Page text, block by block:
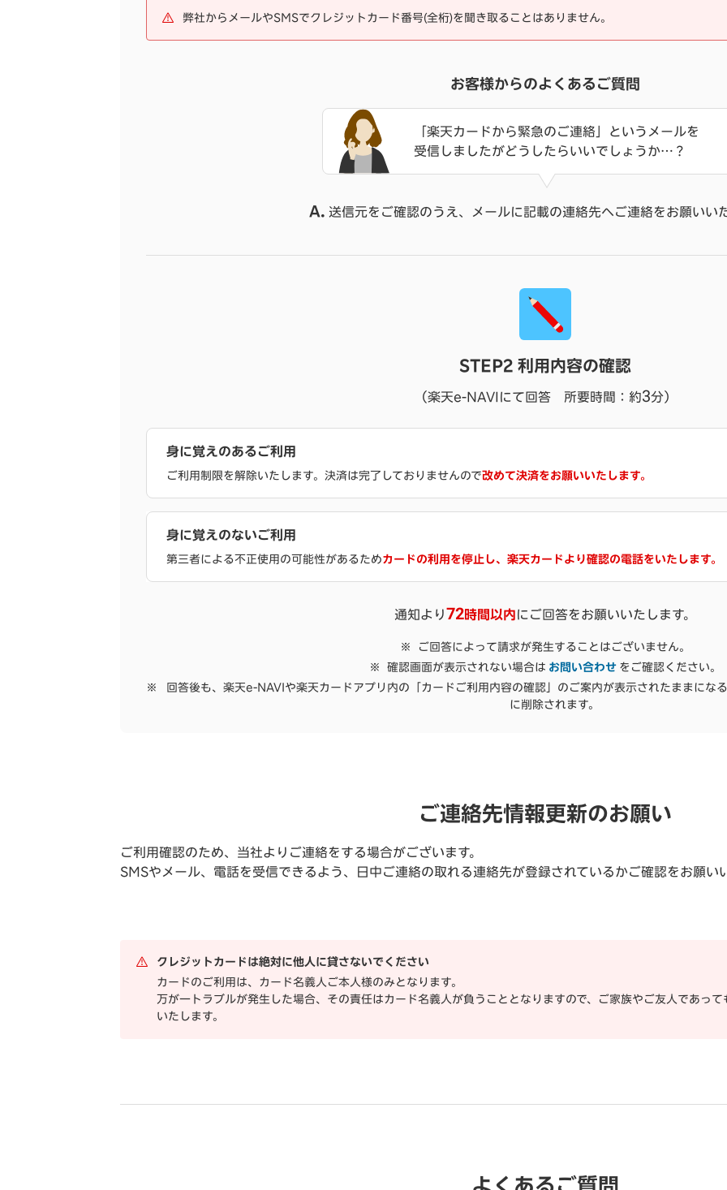
弊社からメールやSMSでクレジットカード番号(全桁)を聞き取ることはありません。
お客様からのよくあるご質問
「楽天カードから緊急のご連絡」というメールを
受信しましたがどうしたらいいでしょうか…？
A. 送信元をご確認のうえ、メールに記載の連絡先へご連絡をお願いい
STEP2 利用内容の確認
（楽天e-NAVIにて回答 所要時間：約3分）
身に覚えのあるご利用
ご利用制限を解除いたします。決済は完了しておりませんので改めて決済をお願いいたします。
身に覚えのないご利用
第三者による不正使用の可能性があるためカードの利用を停止し、楽天カードより確認の電話をいたします。
通知より72時間以内にご回答をお願いいたします。
ご回答によって請求が発生することはございません。
確認画面が表示されない場合は お問い合わせ をご確認ください。
回答後も、楽天e-NAVIや楽天カードアプリ内の「カードご利用内容の確認」のご案内が表示されたままにな
に削除されます。
ご連絡先情報更新のお願い
ご利用確認のため、当社よりご連絡をする場合がございます。
SMSやメール、電話を受信できるよう、日中ご連絡の取れる連絡先が登録されているかご確認をお願い
クレジットカードは絶対に他人に貸さないでください
カードのご利用は、カード名義人ご本人様のみとなります。
万が一トラブルが発生した場合、その責任はカード名義人が負うこととなりますので、ご家族やご友人であっ
いたします。
よくあるご質問